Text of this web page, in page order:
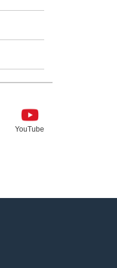
YouTube